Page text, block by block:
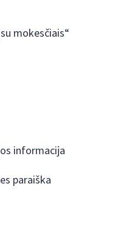
mokesčiais“
informacija
paraiška